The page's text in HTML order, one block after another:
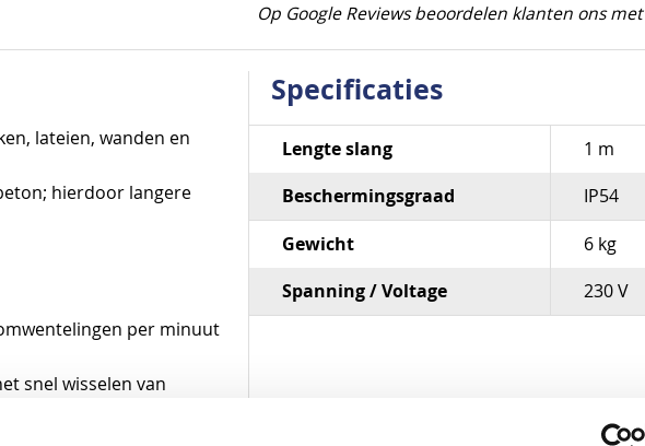
Op Google Reviews beoordelen klanten ons met
lateien, wanden en
hierdoor langere
per minuut
snel wisselen van
Specificaties
Specificaties
Lengte slang 1 m
Beschermingsgraad IP54
Gewicht 6 kg
Spanning / Voltage 230 V